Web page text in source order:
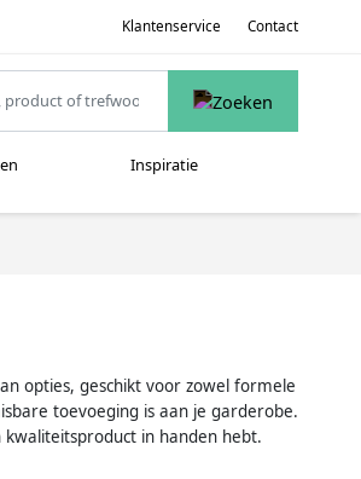
Klantenservice Contact
Inspiratie
opties, geschikt voor zowel formele
toevoeging is aan je garderobe.
in handen hebt.